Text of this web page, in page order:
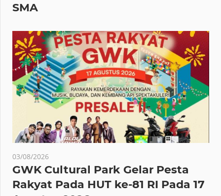
SMA
03/08/2026
GWK Cultural Park Gelar Pesta
Rakyat Pada HUT ke-81 RI Pada 17